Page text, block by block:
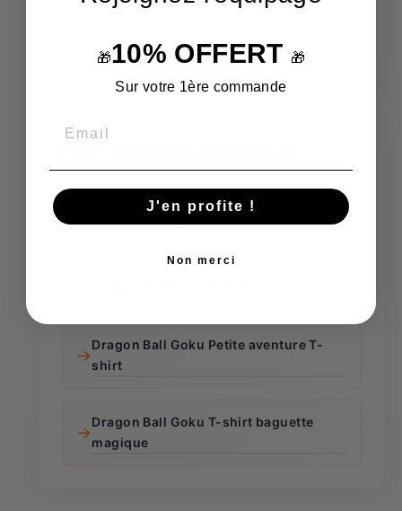
T-Shirt Dragon Ball Z Gohan
Kamehameha Finale
→
Dragon Ball Goku Petite aventure T-
shirt
→
Dragon Ball Goku T-shirt baguette
magique
🎁10% OFFERT 🎁
Sur votre 1ère commande
J'en profite !
Non merci